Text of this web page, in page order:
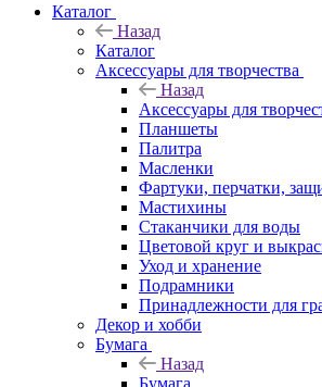
Каталог
Назад
Каталог
Аксессуары для творчества
Назад
Аксессуары для
Планшеты
Палитра
Масленки
Фартуки, перчатки,
Мастихины
Стаканчики для воды
Цветовой круг и
Уход и хранение
Подрамники
Принадлежности для
Декор и хобби
Бумага
Назад
Бумага